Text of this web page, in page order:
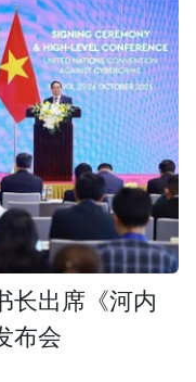
长出席《河内
布会